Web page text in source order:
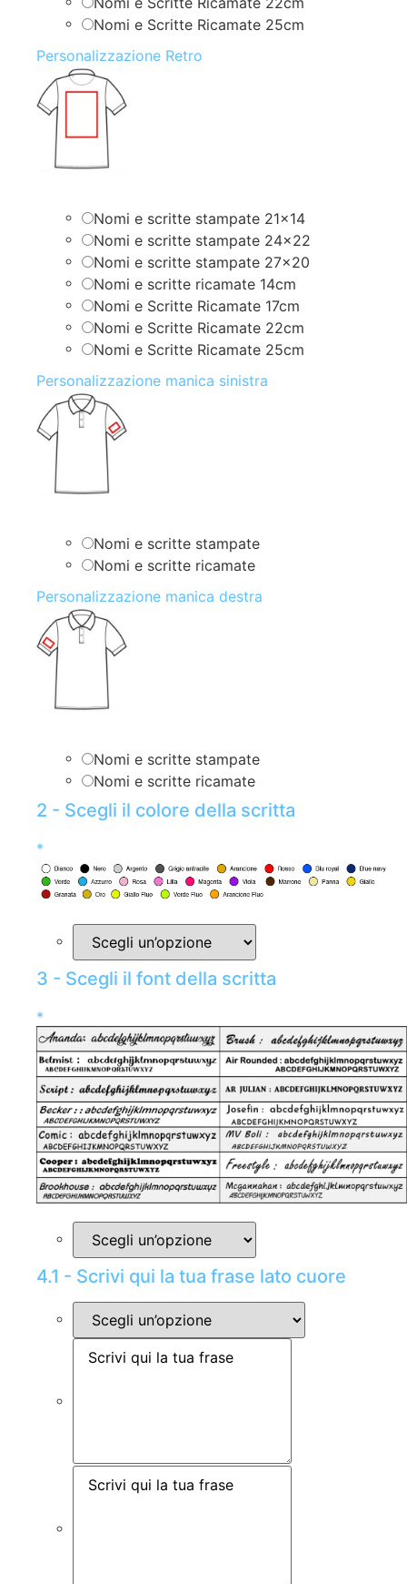
Nomi e Scritte Ricamate 25cm
Personalizzazione Retro
Nomi e scritte stampate 21×14
Nomi e scritte stampate 24×22
Nomi e scritte stampate 27×20
Nomi e scritte ricamate 14cm
Nomi e Scritte Ricamate 17cm
Nomi e Scritte Ricamate 22cm
Nomi e Scritte Ricamate 25cm
Personalizzazione manica sinistra
Nomi e scritte stampate
Nomi e scritte ricamate
Personalizzazione manica destra
Nomi e scritte stampate
Nomi e scritte ricamate
2 - Scegli il colore della scritta
*
3 - Scegli il font della scritta
*
4.1 - Scrivi qui la tua frase lato cuore